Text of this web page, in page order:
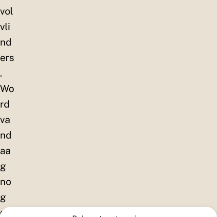
vol
vli
nd
ers
.
Wo
rd
va
nd
aa
g
no
g
do